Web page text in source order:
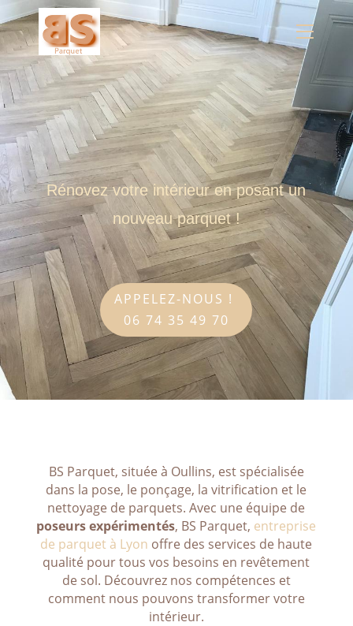
Rénovez votre intérieur en posant un
nouveau parquet !
APPELEZ-NOUS !
06 74 35 49 70
BS Parquet, située à Oullins, est spécialisée
dans la pose, le ponçage, la vitrification et le
nettoyage de parquets. Avec une équipe de
poseurs expérimentés, BS Parquet, entreprise
de parquet à Lyon offre des services de haute
qualité pour tous vos besoins en revêtement
de sol. Découvrez nos compétences et
comment nous pouvons transformer votre
intérieur.
Panneau de gestion des cookies